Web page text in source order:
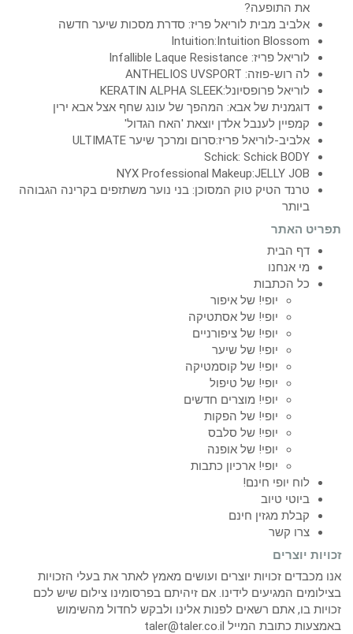
את התופעה?
אלביב מבית לוריאל פריז: סדרת מסכות שיער חדשה
Intuition:Intuition Blossom
לוריאל פריז: Infallible Laque Resistance
לה רוש-פוזה: ANTHELIOS UVSPORT
לוריאל פרופסיונל:KERATIN ALPHA SLEEK
דוגמנית של אבא: המהפך של עונג שחף אצל אבא ירין
קמפיין לענבל אלדן יוצאת 'האח הגדול'
אלביב-לוריאל פריז:סרום ומרכך שיער ULTIMATE
Schick: Schick BODY
NYX Professional Makeup:JELLY JOB
טרנד הטיק טוק המסוכן: בני נוער משתזפים בקרינה הגבוהה
ביותר
תפריט האתר
דף הבית
מי אנחנו
כל הכתבות
יופי! של איפור
יופי! של אסתטיקה
יופי! של ציפורניים
יופי! של שיער
יופי! של קוסמטיקה
יופי! של טיפול
יופי! מוצרים חדשים
יופי! של הפקות
יופי! של סלבס
יופי! של אופנה
יופי! ארכיון כתבות
לוח יופי חינם!
ביוטי טיוב
קבלת מגזין חינם
צרו קשר
זכויות יוצרים
אנו מכבדים זכויות יוצרים ועושים מאמץ לאתר את בעלי הזכויות
בצילומים המגיעים לידינו. אם זיהיתם בפרסומינו צילום שיש לכם
זכויות בו, אתם רשאים לפנות אלינו ולבקש לחדול מהשימוש
באמצעות כתובת המייל taler@taler.co.il